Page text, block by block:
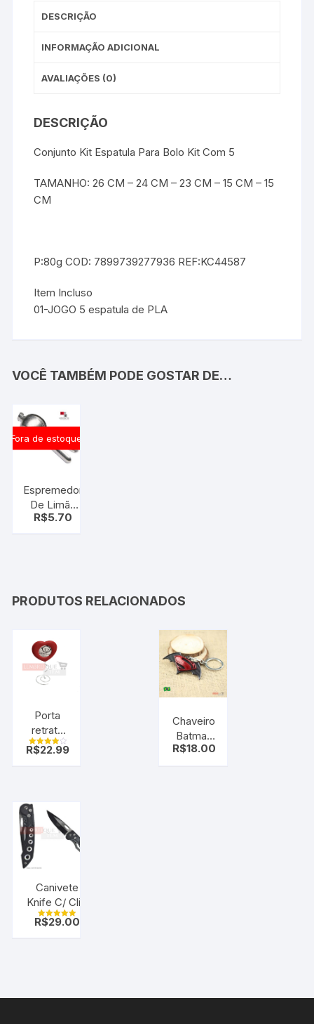
DESCRIÇÃO
INFORMAÇÃO ADICIONAL
AVALIAÇÕES (0)
DESCRIÇÃO
Conjunto Kit Espatula Para Bolo Kit Com 5
TAMANHO: 26 CM – 24 CM – 23 CM – 15 CM – 15
CM
P:80g COD: 7899739277936 REF:KC44587
Item Incluso
01-JOGO 5 espatula de PLA
VOCÊ TAMBÉM PODE GOSTAR DE…
Fora de estoque
Espremedor
De Limão
Manual Em
R$5.70
PRODUTOS RELACIONADOS
Porta
retrato
coração
Avaliação
R$22.99
Chaveiro
Batman
vs
R$18.00
Canivete
Knife C/ Clip
sobrevivencia
Avaliação
R$29.00